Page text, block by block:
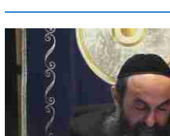
s
t
n